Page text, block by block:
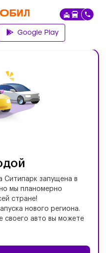
Google Play
Ситипарк запущена в
мы планомерно
стране!
нового региона.
своего авто вы можете